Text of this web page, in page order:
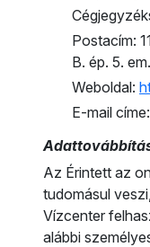
Postacím:
B. ép. 5. em.
Weboldal:
E-mail címe:
Az Érintett az
tudomásul
Vízcenter
alábbi